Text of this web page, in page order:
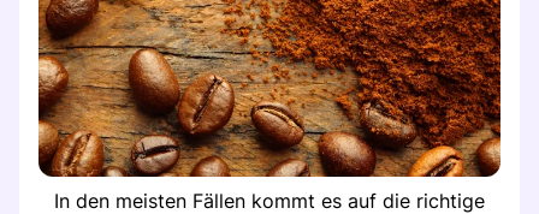
In den meisten Fällen kommt es auf die richtige